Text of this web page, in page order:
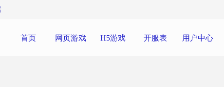
首页 网页游戏 H5游戏 开服表 用户中心